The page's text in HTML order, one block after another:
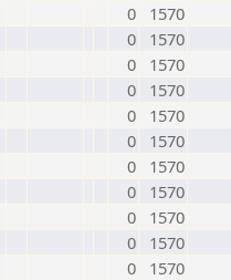
0
1570
0
1570
0
1570
0
1570
0
1570
0
1570
0
1570
0
1570
0
1570
0
1570
0
1570